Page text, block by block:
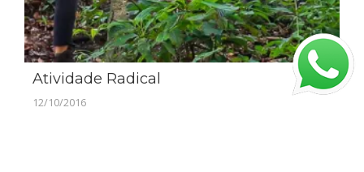
Atividade Radical
12/10/2016